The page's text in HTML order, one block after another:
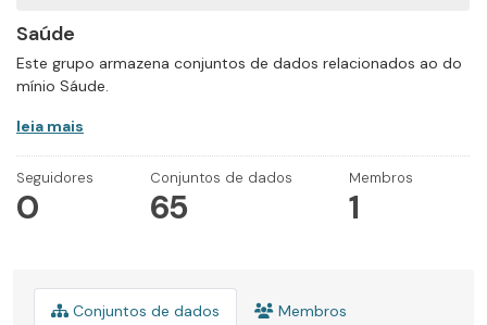
Saúde
Este grupo armazena conjuntos de dados relacionados ao do
mínio Sáude.
leia mais
Seguidores
0
Conjuntos de dados
65
Membros
1
Conjuntos de dados Membros